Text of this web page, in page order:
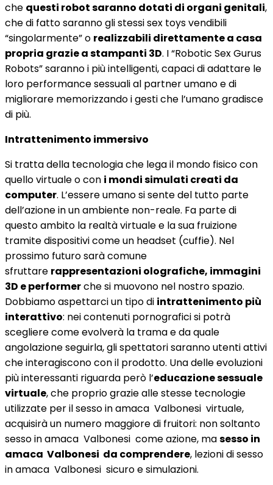
che questi robot saranno dotati di organi genitali,
che di fatto saranno gli stessi sex toys vendibili
“singolarmente” o realizzabili direttamente a casa
propria grazie a stampanti 3D. I “Robotic Sex Gurus
Robots” saranno i più intelligenti, capaci di adattare le
loro performance sessuali al partner umano e di
migliorare memorizzando i gesti che l’umano gradisce
di più.
Intrattenimento immersivo
Si tratta della tecnologia che lega il mondo fisico con
quello virtuale o con i mondi simulati creati da
computer. L’essere umano si sente del tutto parte
dell’azione in un ambiente non-reale. Fa parte di
questo ambito la realtà virtuale e la sua fruizione
tramite dispositivi come un headset (cuffie). Nel
prossimo futuro sarà comune
sfruttare rappresentazioni olografiche, immagini
3D e performerche si muovono nel nostro spazio.
Dobbiamo aspettarci un tipo di intrattenimento più
interattivo: nei contenuti pornografici si potrà
scegliere come evolverà la trama e da quale
angolazione seguirla, gli spettatori saranno utenti attivi
che interagiscono con il prodotto. Una delle evoluzioni
più interessanti riguarda però l’educazione sessuale
virtuale, che proprio grazie alle stesse tecnologie
utilizzate per il sesso in amaca Valbonesi virtuale,
acquisirà un numero maggiore di fruitori: non soltanto
sesso in amaca Valbonesi come azione, masesso in
amaca Valbonesi da comprendere, lezioni di sesso
in amaca Valbonesi sicuro e simulazioni.